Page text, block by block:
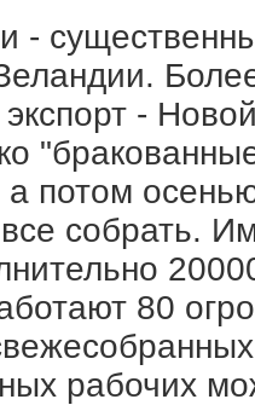
-
-
а потом
собрать.
80
рабочих